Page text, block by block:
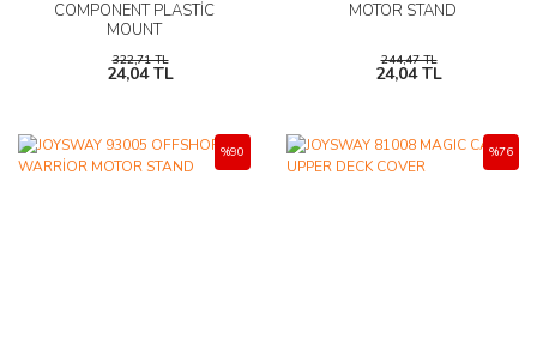
COMPONENT PLASTİC
MOUNT
322,71 TL
24,04 TL
MOTOR STAND
244,47 TL
24,04 TL
%90 %76
AĞAÇ ve ÇALILAR
ELEKTRONİK EKİPMAN ve YEDEK
PARÇALAR